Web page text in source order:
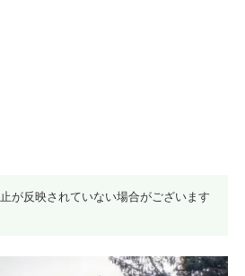
が反映されていない場合がございます